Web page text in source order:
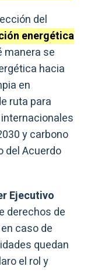
del
energética
manera se
hacia
en
ruta para
y carbono
del Acuerdo
Ejecutivo
derechos de
caso de
quedan
el rol y